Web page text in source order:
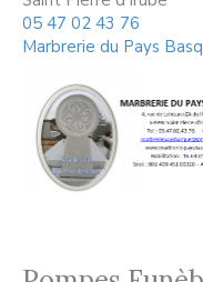
05 47 02 43 76
Marbrerie du Pays